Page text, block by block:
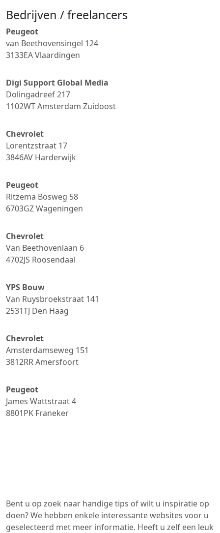
Bedrijven / freelancers
Peugeot
van Beethovensingel 124
3133EAVlaardingen
Digi Support Global Media
Dolingadreef 217
1102WTAmsterdam Zuidoost
Chevrolet
Lorentzstraat 17
3846AV Harderwijk
Peugeot
Ritzema Bosweg 58
6703GZWageningen
Chevrolet
Van Beethovenlaan 6
4702JS Roosendaal
YPS Bouw
Van Ruysbroekstraat 141
2531TJ Den Haag
Chevrolet
Amsterdamseweg 151
3812RRAmersfoort
Peugeot
James Wattstraat 4
8801PK Franeker
Bent u op zoek naar handige tips of wilt u inspiratie op
doen? We hebben enkele interessante websites voor u
geselecteerd met meer informatie. Heeft u zelf een leuk